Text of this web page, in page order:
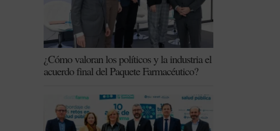
¿Cómo valoran los políticos y la industria el
acuerdo final del Paquete Farmacéutico?